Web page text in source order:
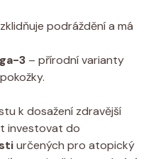
⁣podráždění a má
3 – ‌přírodní⁤ varianty
k ‍dosažení zdravější
investovat do
určených pro atopický⁢